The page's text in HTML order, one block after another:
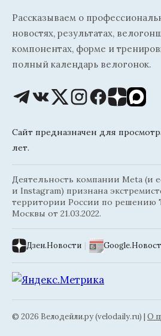
Рассказываем о
новостях, результатах,
компонентах, форме и
полный календарь велогонок.
Сайт предназначен для
лет.
Деятельность компании Meta (и
и Instagram) признана
территории России по решению
Москвы от 21.03.2022.
Дзен.Новости |
© 2026 Велодейли.ру (velodaily.ru) | О